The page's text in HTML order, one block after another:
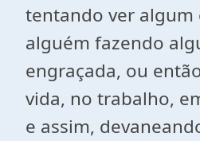
tentando ver algum
alguém fazendo
engraçada, ou
vida, no trabalho,
e assim,